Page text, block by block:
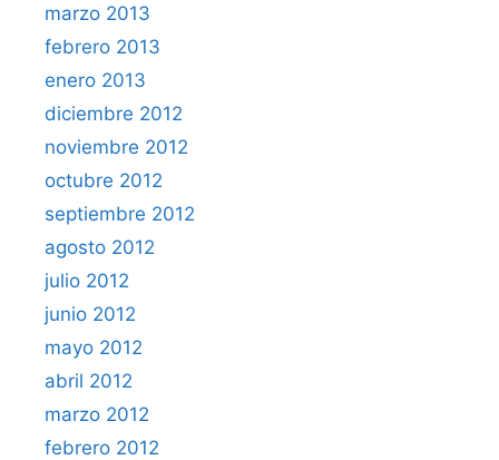
marzo 2013
febrero 2013
enero 2013
diciembre 2012
noviembre 2012
octubre 2012
septiembre 2012
agosto 2012
julio 2012
junio 2012
mayo 2012
abril 2012
marzo 2012
febrero 2012